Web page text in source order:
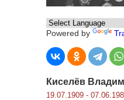
Powered by
Киселёв
19.07.1909 -